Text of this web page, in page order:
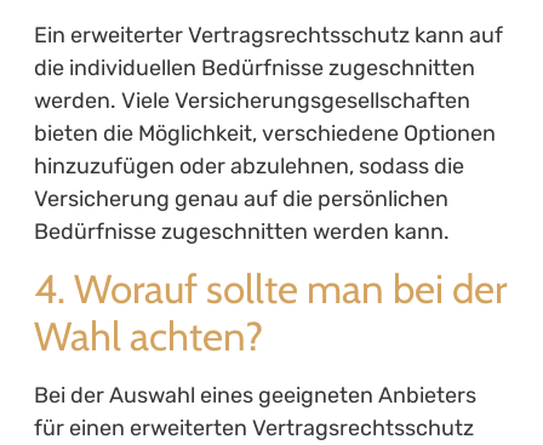
Ein erweiterter Vertragsrechtsschutz kann auf
die individuellen Bedürfnisse zugeschnitten
werden. Viele Versicherungsgesellschaften
bieten die Möglichkeit, verschiedene Optionen
hinzuzufügen oder abzulehnen, sodass die
Versicherung genau auf die persönlichen
Bedürfnisse zugeschnitten werden kann.
4. Worauf sollte man bei der
Wahl achten?
Bei der Auswahl eines geeigneten Anbieters
für einen erweiterten Vertragsrechtsschutz